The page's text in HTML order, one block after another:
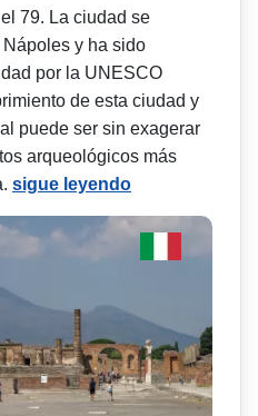
79. La ciudad se
y ha sido
por la UNESCO
de esta ciudad y
puede ser sin exagerar
arqueológicos más
sigue leyendo